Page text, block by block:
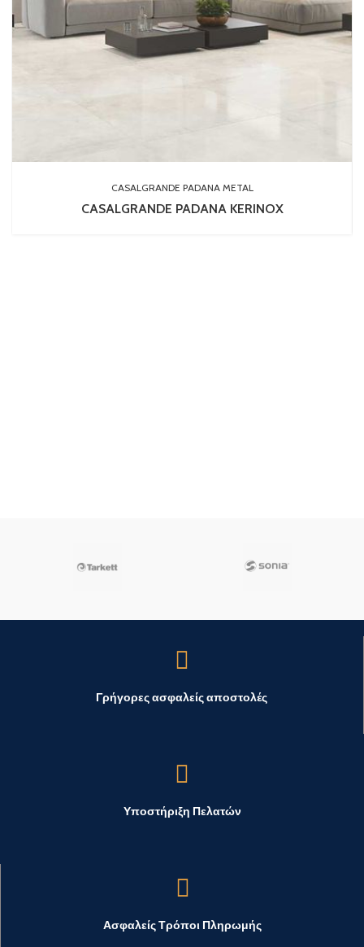
CASALGRANDE PADANA METAL
CASALGRANDE PADANA KERINOX
Γρήγορες ασφαλείς αποστολές
Υποστήριξη Πελατών
Ασφαλείς Τρόποι Πληρωμής